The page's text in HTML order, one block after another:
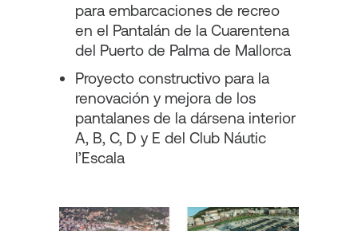
para embarcaciones de recreo
en el Pantalán de la Cuarentena
del Puerto de Palma de Mallorca
Proyecto constructivo para la
renovación y mejora de los
pantalanes de la dársena interior
A, B, C, D y E del Club Náutic
l’Escala